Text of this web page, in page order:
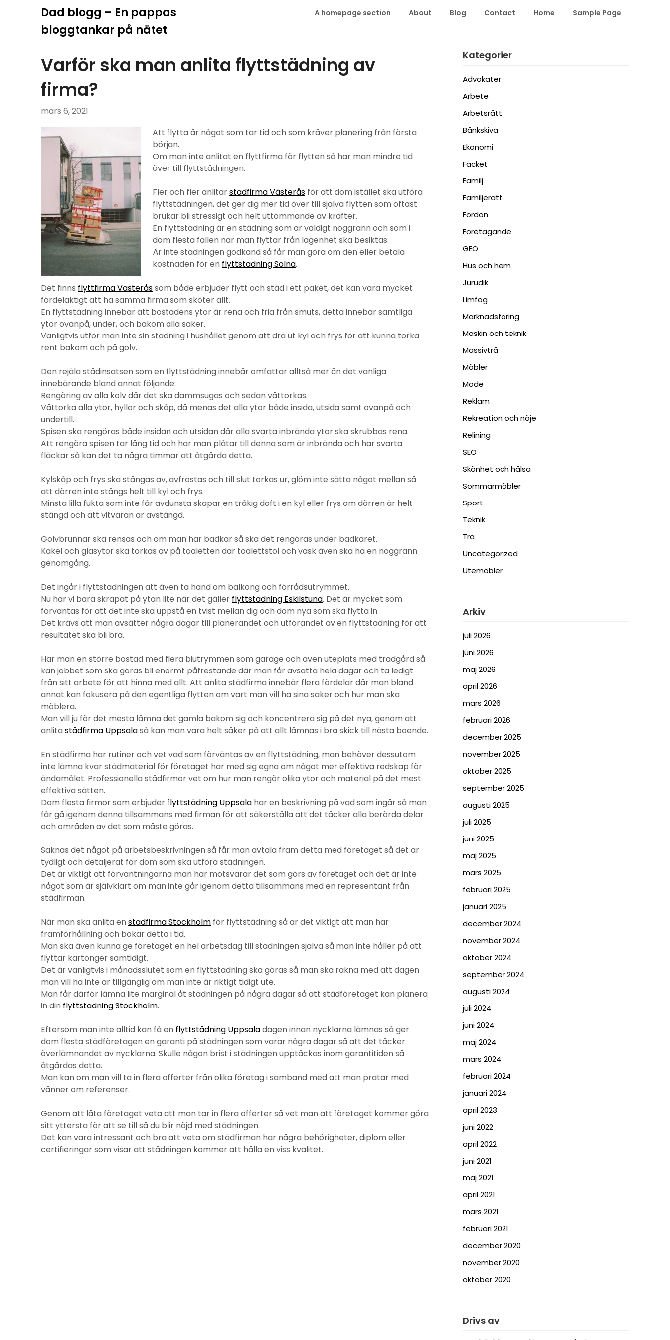
Dad blogg – En pappas
bloggtankar på nätet
A homepage section About Blog Contact Home Sample Page
Varför ska man anlita flyttstädning av
firma?
mars 6, 2021
Att flytta är något som tar tid och som kräver planering från första
början.
Om man inte anlitat en flyttfirma för flytten så har man mindre tid
över till flyttstädningen.
Fler och fler anlitarstädfirma Västerås för att dom istället ska utföra
flyttstädningen, det ger dig mer tid över till själva flytten som oftast
brukar bli stressigt och helt uttömmande av krafter.
En flyttstädning är en städning som är väldigt noggrann och som i
dom flesta fallen när man flyttar från lägenhet ska besiktas.
Är inte städningen godkänd så får man göra om den eller betala
kostnaden för en flyttstädning Solna.
Det finns flyttfirma Västeråssom både erbjuder flytt och städ i ett paket, det kan vara mycket
fördelaktigt att ha samma firma som sköter allt.
En flyttstädning innebär att bostadens ytor är rena och fria från smuts, detta innebär samtliga
ytor ovanpå, under, och bakom alla saker.
Vanligtvis utför man inte sin städning i hushållet genom att dra ut kyl och frys för att kunna torka
rent bakom och på golv.
Den rejäla städinsatsen som en flyttstädning innebär omfattar alltså mer än det vanliga
innebärande bland annat följande:
Rengöring av alla kolv där det ska dammsugas och sedan våttorkas.
Våttorka alla ytor, hyllor och skåp, då menas det alla ytor både insida, utsida samt ovanpå och
undertill.
Spisen ska rengöras både insidan och utsidan där alla svarta inbrända ytor ska skrubbas rena.
Att rengöra spisen tar lång tid och har man plåtar till denna som är inbrända och har svarta
fläckar så kan det ta några timmar att åtgärda detta.
Kylskåp och frys ska stängas av, avfrostas och till slut torkas ur, glöm inte sätta något mellan så
att dörren inte stängs helt till kyl och frys.
Minsta lilla fukta som inte får avdunsta skapar en tråkig doft i en kyl eller frys om dörren är helt
stängd och att vitvaran är avstängd.
Golvbrunnar ska rensas och om man har badkar så ska det rengöras under badkaret.
Kakel och glasytor ska torkas av på toaletten där toalettstol och vask även ska ha en noggrann
genomgång.
Det ingår i flyttstädningen att även ta hand om balkong och förrådsutrymmet.
Nu har vi bara skrapat på ytan lite när det gäller flyttstädning Eskilstuna. Det är mycket som
förväntas för att det inte ska uppstå en tvist mellan dig och dom nya som ska flytta in.
Det krävs att man avsätter några dagar till planerandet och utförandet av en flyttstädning för att
resultatet ska bli bra.
Har man en större bostad med flera biutrymmen som garage och även uteplats med trädgård så
kan jobbet som ska göras bli enormt påfrestande där man får avsätta hela dagar och ta ledigt
från sitt arbete för att hinna med allt. Att anlita städfirma innebär flera fördelar där man bland
annat kan fokusera på den egentliga flytten om vart man vill ha sina saker och hur man ska
möblera.
Man vill ju för det mesta lämna det gamla bakom sig och koncentrera sig på det nya, genom att
anlitastädfirma Uppsalaså kan man vara helt säker på att allt lämnas i bra skick till nästa boende.
En städfirma har rutiner och vet vad som förväntas av en flyttstädning, man behöver dessutom
inte lämna kvar städmaterial för företaget har med sig egna om något mer effektiva redskap för
ändamålet. Professionella städfirmor vet om hur man rengör olika ytor och material på det mest
effektiva sätten.
Dom flesta firmor som erbjuder flyttstädning Uppsala har en beskrivning på vad som ingår så man
får gå igenom denna tillsammans med firman för att säkerställa att det täcker alla berörda delar
och områden av det som måste göras.
Saknas det något på arbetsbeskrivningen så får man avtala fram detta med företaget så det är
tydligt och detaljerat för dom som ska utföra städningen.
Det är viktigt att förväntningarna man har motsvarar det som görs av företaget och det är inte
något som är självklart om man inte går igenom detta tillsammans med en representant från
städfirman.
När man ska anlita enstädfirma Stockholm för flyttstädning så är det viktigt att man har
framförhållning och bokar detta i tid.
Man ska även kunna ge företaget en hel arbetsdag till städningen själva så man inte håller på att
flyttar kartonger samtidigt.
Det är vanligtvis i månadsslutet som en flyttstädning ska göras så man ska räkna med att dagen
man vill ha inte är tillgänglig om man inte är riktigt tidigt ute.
Man får därför lämna lite marginal åt städningen på några dagar så att städföretaget kan planera
in din flyttstädning Stockholm.
Eftersom man inte alltid kan få en flyttstädning Uppsaladagen innan nycklarna lämnas så ger
dom flesta städföretagen en garanti på städningen som varar några dagar så att det täcker
överlämnandet av nycklarna. Skulle någon brist i städningen upptäckas inom garantitiden så
åtgärdas detta.
Man kan om man vill ta in flera offerter från olika företag i samband med att man pratar med
vänner om referenser.
Genom att låta företaget veta att man tar in flera offerter så vet man att företaget kommer göra
sitt yttersta för att se till så du blir nöjd med städningen.
Det kan vara intressant och bra att veta om städfirman har några behörigheter, diplom eller
certifieringar som visar att städningen kommer att hålla en viss kvalitet.
Kategorier
Advokater
Arbete
Arbetsrätt
Bänkskiva
Ekonomi
Facket
Familj
Familjerätt
Fordon
Företagande
GEO
Hus och hem
Jurudik
Limfog
Marknadsföring
Maskin och teknik
Massivträ
Möbler
Mode
Reklam
Rekreation och nöje
Relining
SEO
Skönhet och hälsa
Sommarmöbler
Sport
Teknik
Trä
Uncategorized
Utemöbler
Arkiv
juli 2026
juni 2026
maj 2026
april 2026
mars 2026
februari 2026
december 2025
november 2025
oktober 2025
september 2025
augusti 2025
juli 2025
juni 2025
maj 2025
mars 2025
februari 2025
januari 2025
december 2024
november 2024
oktober 2024
september 2024
augusti 2024
juli 2024
juni 2024
maj 2024
mars 2024
februari 2024
januari 2024
april 2023
juni 2022
april 2022
juni 2021
maj 2021
april 2021
mars 2021
februari 2021
december 2020
november 2020
oktober 2020
Drivs av